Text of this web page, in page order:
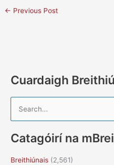
← Previous Post
Cuardaigh
r
c
Catagóirí na
Breithiúnais (2,561)